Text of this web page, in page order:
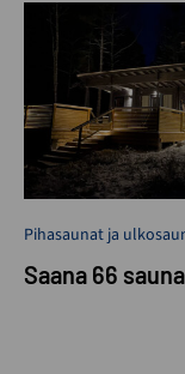
Pihasaunat ja
Saana 66